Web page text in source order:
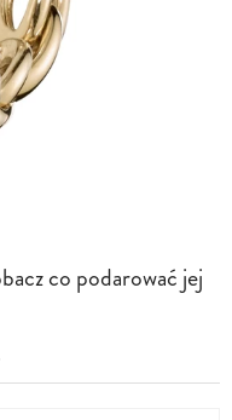
co podarować jej